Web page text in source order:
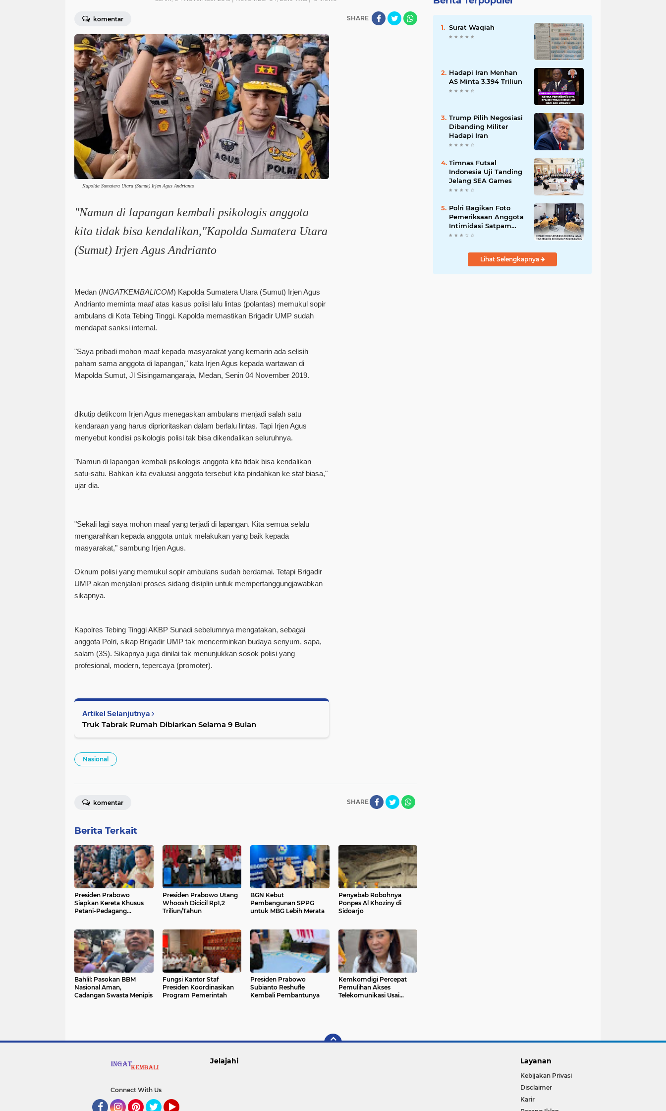
komentar SHARE
Kapolda Sumatera Utara (Sumut) Irjen Agus Andrianto
"Namun di lapangan kembali psikologis anggota
kita tidak bisa kendalikan,"Kapolda Sumatera Utara
(Sumut) Irjen Agus Andrianto
Medan (INGATKEMBALICOM) Kapolda Sumatera Utara (Sumut) Irjen Agus
Andrianto meminta maaf atas kasus polisi lalu lintas (polantas) memukul sopir
ambulans di Kota Tebing Tinggi. Kapolda memastikan Brigadir UMP sudah
mendapat sanksi internal.
"Saya pribadi mohon maaf kepada masyarakat yang kemarin ada selisih
paham sama anggota di lapangan," kata Irjen Agus kepada wartawan di
Mapolda Sumut, Jl Sisingamangaraja, Medan, Senin 04 November 2019.
dikutip detikcom Irjen Agus menegaskan ambulans menjadi salah satu
kendaraan yang harus diprioritaskan dalam berlalu lintas. Tapi Irjen Agus
menyebut kondisi psikologis polisi tak bisa dikendalikan seluruhnya.
"Namun di lapangan kembali psikologis anggota kita tidak bisa kendalikan
satu-satu. Bahkan kita evaluasi anggota tersebut kita pindahkan ke staf biasa,"
ujar dia.
"Sekali lagi saya mohon maaf yang terjadi di lapangan. Kita semua selalu
mengarahkan kepada anggota untuk melakukan yang baik kepada
masyarakat," sambung Irjen Agus.
Oknum polisi yang memukul sopir ambulans sudah berdamai. Tetapi Brigadir
UMP akan menjalani proses sidang disiplin untuk mempertanggungjawabkan
sikapnya.
Kapolres Tebing Tinggi AKBP Sunadi sebelumnya mengatakan, sebagai
anggota Polri, sikap Brigadir UMP tak mencerminkan budaya senyum, sapa,
salam (3S). Sikapnya juga dinilai tak menunjukkan sosok polisi yang
profesional, modern, tepercaya (promoter).
Artikel Selanjutnya
Truk Tabrak Rumah Dibiarkan Selama 9 Bulan
Nasional
SHARE
komentar
Berita Terkait
Presiden Prabowo
Siapkan Kereta Khusus
Petani-Pedagang
Presiden Prabowo Utang
Whoosh Dicicil Rp1,2
Triliun/Tahun
BGN Kebut
Pembangunan SPPG
untuk MBG Lebih Merata
Penyebab Robohnya
Ponpes Al Khoziny di
Sidoarjo
Bahlil: Pasokan BBM
Nasional Aman,
Cadangan Swasta Menipis
Fungsi Kantor Staf
Presiden Koordinasikan
Program Pemerintah
Presiden Prabowo
Subianto Reshufle
Kembali Pembantunya
Kemkomdigi Percepat
Pemulihan Akses
Telekomunikasi Usai
Surat Waqiah
Hadapi Iran Menhan
AS Minta 3.394 Triliun
Trump Pilih Negosiasi
Dibanding Militer
Hadapi Iran
Timnas Futsal
Indonesia Uji Tanding
Jelang SEA Games
Polri Bagikan Foto
Pemeriksaan Anggota
Intimidasi Satpam
MRT
Lihat Selengkapnya
Connect With Us
Jelajahi Layanan
Kebijakan Privasi
Disclaimer
Karir